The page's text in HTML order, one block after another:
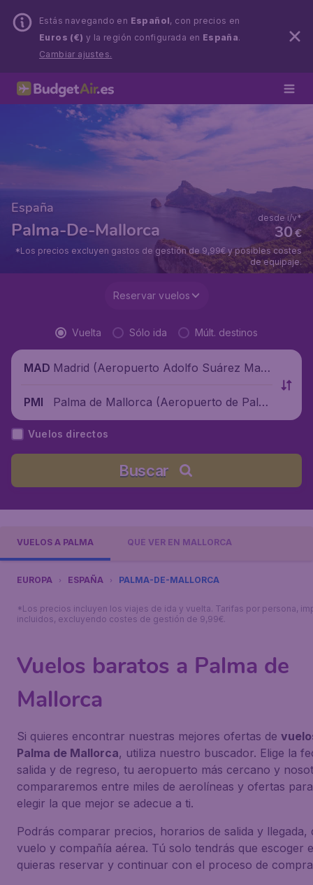
Estás navegando en Español, con precios en
Euros (€) y la región configurada en España.
Cambiar ajustes.
España
Palma-De-Mallorca €
30
desde i/v*
*Los precios excluyen gastos de gestión de 9,99€ y posibles costes
de equipaje.
Reservar vuelos
Vuelta Sólo ida Múlt. destinos
MAD Madrid (Aeropuerto Adolfo Suárez Madr
PMI
Palma de Mallorca (Aeropuerto de Palm
a de Mallorca), España
Vuelos directos
Buscar
VUELOS A PALMA QUÉ VER EN MALLORCA
EUROPA ESPAÑA PALMA-DE-MALLORCA
*Los precios incluyen los viajes de ida y vuelta. Tarifas por persona,
incluidos, excluyendo costes de gestión de 9,99€.
Vuelos baratos a Palma de
Mallorca
Si quieres encontrar nuestras mejores ofertas de
Palma de Mallorca, utiliza nuestro buscador. Elige la
salida y de regreso, tu aeropuerto más cercano y
compararemos entre miles de aerolíneas y ofertas
elegir la que mejor se adecue a ti.
Podrás comparar precios, horarios de salida y llegada,
vuelo y compañía aérea. Tú solo tendrás que escoger
quieras reservar y continuar con el proceso de